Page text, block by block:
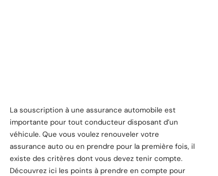
La souscription à une assurance automobile est
importante pour tout conducteur disposant d’un
véhicule. Que vous voulez renouveler votre
assurance auto ou en prendre pour la première fois, il
existe des critères dont vous devez tenir compte.
Découvrez ici les points à prendre en compte pour